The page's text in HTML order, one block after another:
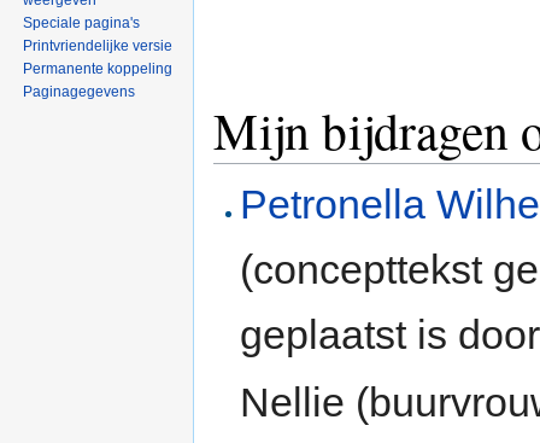
Mijn bijdragen
Petronella
(concepttekst
geplaatst is
Nellie
Speciale pagina's
Printvriendelijke versie
Permanente koppeling
Paginagegevens